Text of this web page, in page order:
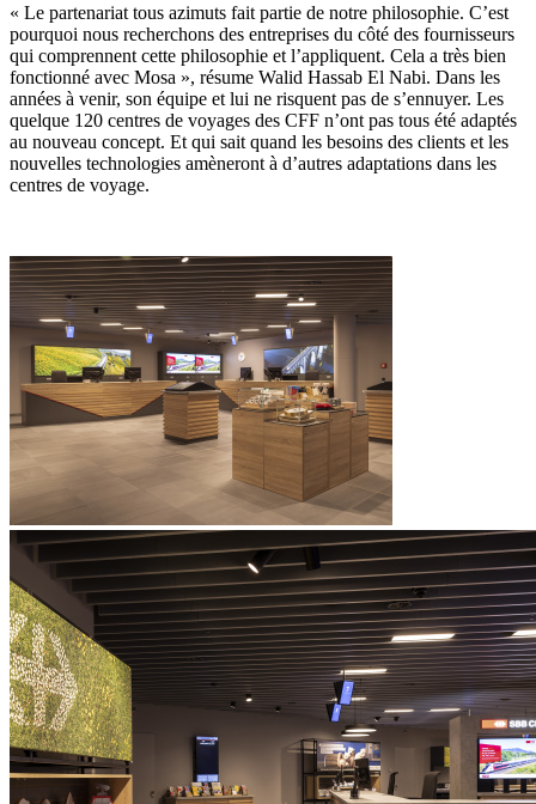
« Le partenariat tous azimuts fait partie de notre philosophie. C’est
pourquoi nous recherchons des entreprises du côté des fournisseurs
qui comprennent cette philosophie et l’appliquent. Cela a très bien
fonctionné avec Mosa », résume Walid Hassab El Nabi. Dans les
années à venir, son équipe et lui ne risquent pas de s’ennuyer. Les
quelque 120 centres de voyages des CFF n’ont pas tous été adaptés
au nouveau concept. Et qui sait quand les besoins des clients et les
nouvelles technologies amèneront à d’autres adaptations dans les
centres de voyage.